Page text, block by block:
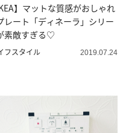
】マットな質感がおしゃれ
レート「ディネーラ」シリー
素敵すぎる♡
フスタイル 2019.07.24